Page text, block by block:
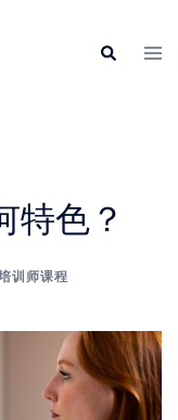
Search
特色？
训师课程